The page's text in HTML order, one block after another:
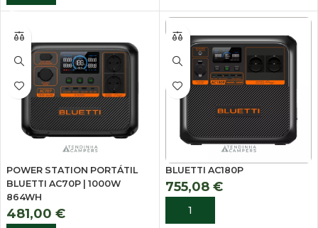
POWER STATION PORTÁTIL
BLUETTI AC70P | 1000W
864WH
481,00 €
BLUETTI AC180P
755,08 €
ADICIONAR